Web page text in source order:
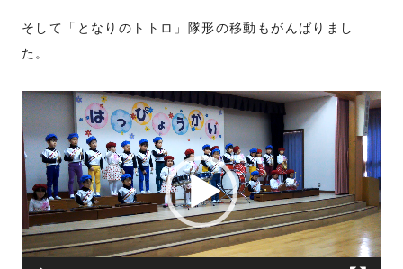
そして「となりのトトロ」隊形の移動もがんばりまし
た。
動
画
プ
レ
ー
ヤ
ー